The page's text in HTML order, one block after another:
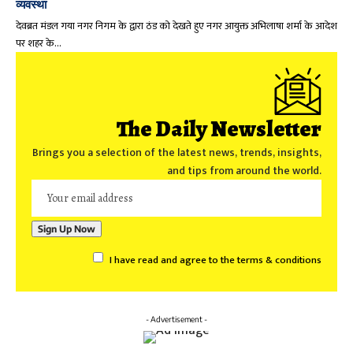
व्यवस्था
देवब्रत मंडल गया नगर निगम के द्वारा ठंड को देखते हुए नगर आयुक्त अभिलाषा शर्मा के आदेश
पर शहर के…
The Daily Newsletter
Brings you a selection of the latest news, trends, insights,
and tips from around the world.
I have read and agree to the terms & conditions
- Advertisement -